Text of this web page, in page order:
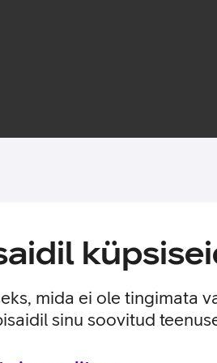
mida ei ole tingimata
sinu soovitud
eest. Kaitseklaasi